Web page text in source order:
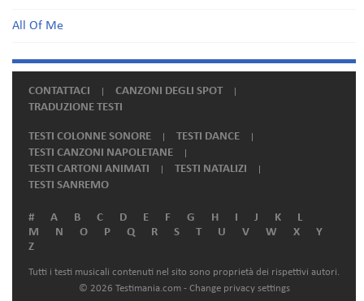
All Of Me
CONTATTACI
CANZONI DEGLI SPOT
TRADUZIONE TESTI
TESTI COLONNE SONORE
TESTI DANCE
TESTI CANZONI NAPOLETANE
TESTI CARTONI ANIMATI
TESTI NATALIZI
TESTI SANREMO
# A B C D E F G H I J K
L
M
N O P Q R S T U V W X
Y
Z
Tutti i testi musicali contenuti nel sito sono proprietà dei rispettivi autori.
© 2026 Testimania.com - Change privacy settings